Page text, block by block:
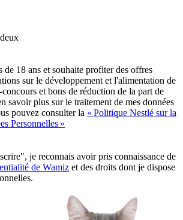
18 ans et souhaite profiter des offres
sur le développement et l'alimentation de
et bons de réduction de la part de
savoir plus sur le traitement de mes données
pouvez consulter la « Politique Nestlé sur la
Personnelles »
je reconnais avoir pris connaissance de
de Wamiz et des droits dont je dispose